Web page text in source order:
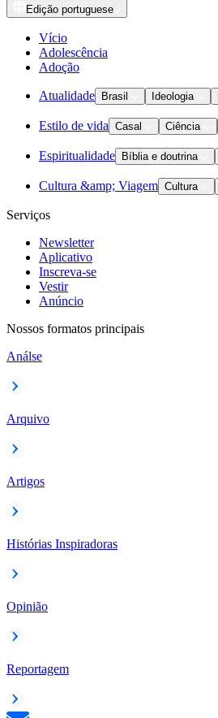
Edição portuguese
Vício
Adolescência
Adoção
Atualidade Brasil Ideologia
Estilo de vida Casal Ciência
Espiritualidade Bíblia e doutrina
Cultura &amp; Viagem Cultura
Serviços
Newsletter
Aplicativo
Inscreva-se
Vestir
Anúncio
Nossos formatos principais
Análse
Arquivo
Artigos
Histórias Inspiradoras
Opinião
Reportagem